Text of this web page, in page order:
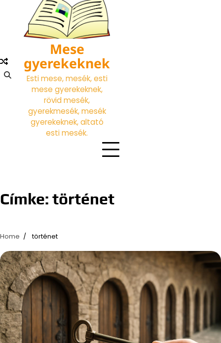
content
Mese
gyerekeknek
Esti mese, mesék, esti
mese gyerekeknek,
rövid mesék,
gyerekmesék, mesék
gyerekeknek, altató
esti mesék.
Címke: történet
Home történet